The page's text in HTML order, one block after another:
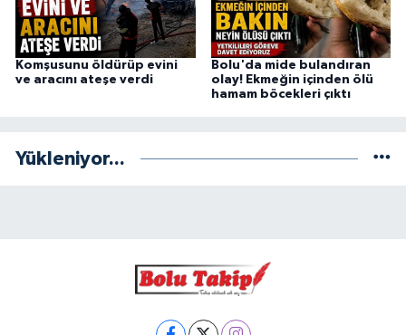
Komşusunu öldürüp evini
ve aracını ateşe verdi
Bolu'da mide bulandıran
olay! Ekmeğin içinden ölü
hamam böcekleri çıktı
Yükleniyor...